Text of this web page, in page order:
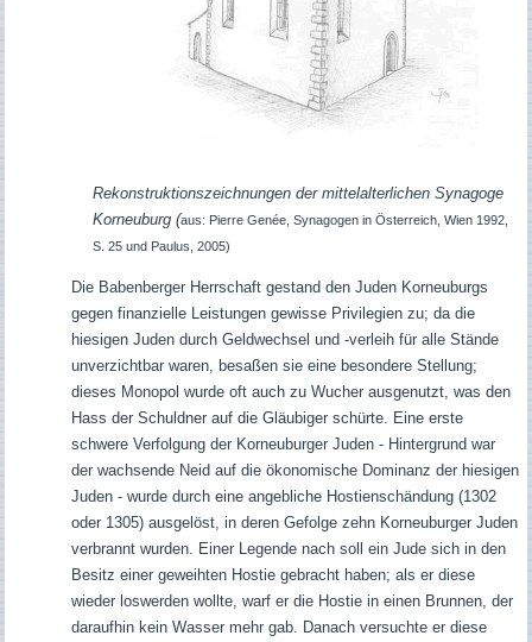
Rekonstruktionszeichnungen der mittelalterlichen Synagoge
Korneuburg (aus: Pierre Genée, Synagogen in Österreich, Wien 1992,
S. 25 und Paulus, 2005)
Die Babenberger Herrschaft gestand den Juden Korneuburgs
gegen finanzielle Leistungen gewisse Privilegien zu; da die
hiesigen Juden durch Geldwechsel und -verleih für alle Stände
unverzichtbar waren, besaßen sie eine besondere Stellung;
dieses Monopol wurde oft auch zu Wucher ausgenutzt, was den
Hass der Schuldner auf die Gläubiger schürte. Eine erste
schwere Verfolgung der Korneuburger Juden - Hintergrund war
der wachsende Neid auf die ökonomische Dominanz der hiesigen
Juden - wurde durch eine angebliche Hostienschändung (1302
oder 1305) ausgelöst, in deren Gefolge zehn Korneuburger Juden
verbrannt wurden. Einer Legende nach soll ein Jude sich in den
Besitz einer geweihten Hostie gebracht haben; als er diese
wieder loswerden wollte, warf er die Hostie in einen Brunnen, der
daraufhin kein Wasser mehr gab. Danach versuchte er diese